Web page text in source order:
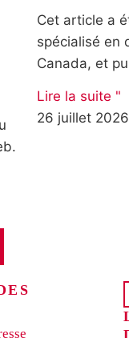
Cet article a
spécialisé en
Canada, et
Lire la suite "
26 juillet 2026